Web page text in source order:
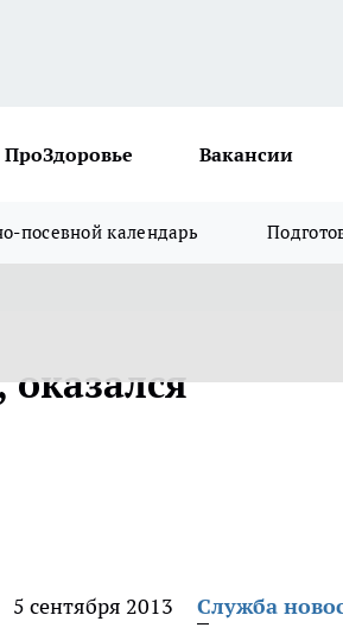
ПроЗдоровье Вакансии
посевной календарь
5 сентября 2013
Служба